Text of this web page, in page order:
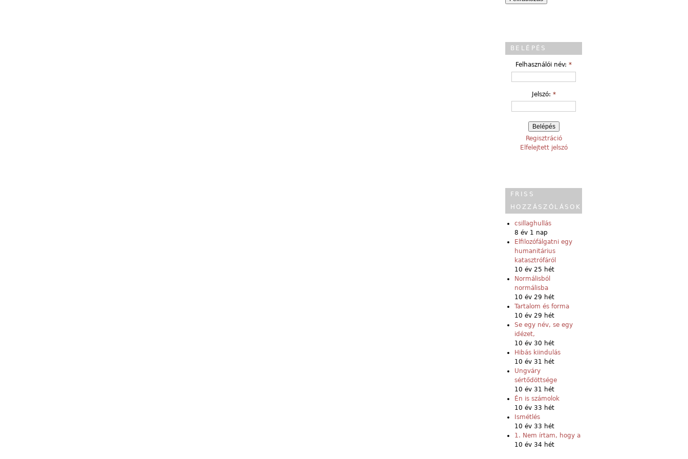
BELÉPÉS
Felhasználói név: *
Jelszó: *
Regisztráció
Elfelejtett jelszó
FRISS
HOZZÁSZÓLÁSOK
csillaghullás
8 év 1 nap
Elfilozófálgatni egy
humanitárius
katasztrófáról
10 év 25 hét
Normálisból
normálisba
10 év 29 hét
Tartalom és forma
10 év 29 hét
Se egy név, se egy
idézet,
10 év 30 hét
Hibás kiindulás
10 év 31 hét
Ungváry
sértődöttsége
10 év 31 hét
Én is számolok
10 év 33 hét
Ismétlés
10 év 33 hét
1. Nem írtam, hogy a
10 év 34 hét